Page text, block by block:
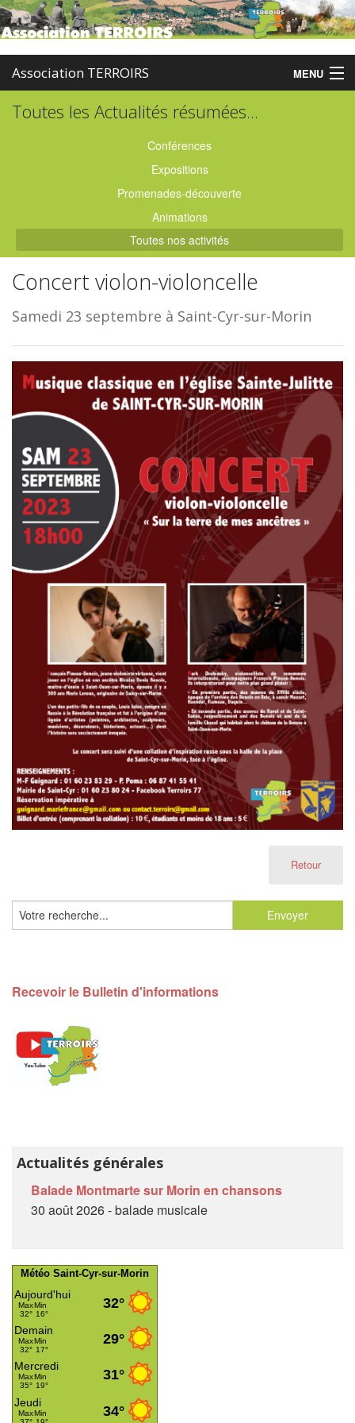
Association TERROIRS MENU
Accueil
Partenaires
Enquêtes
Contact
Toutes les Actualités résumées...
Conférences
Expositions
Promenades-découverte
Animations
Toutes nos activités
Concert violon-violoncelle
Samedi 23 septembre à Saint-Cyr-sur-Morin
Retour
Recevoir le Bulletin d'informations
Actualités générales
Balade Montmarte sur Morin en chansons
30 août 2026 - balade musicale
Météo Saint-Cyr-sur-Morin